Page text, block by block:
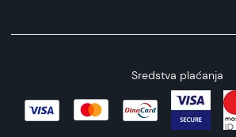
Sredstva plaćanja